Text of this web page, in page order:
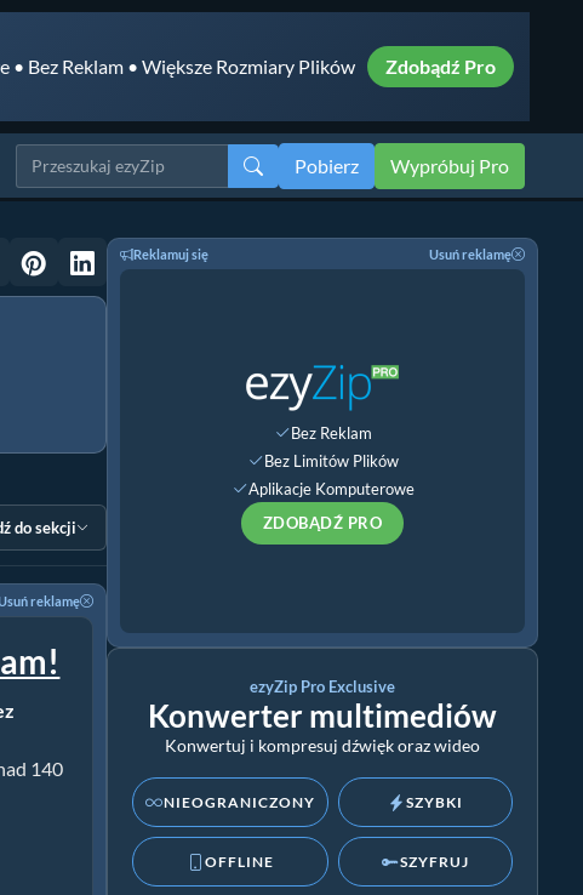
Bez Reklam • Większe Rozmiary Plików Zdobądź Pro
Pobierz Wypróbuj Pro
do sekcji
reklamę
140
Reklamuj się Usuń reklamę
Bez Reklam
Bez Limitów Plików
Aplikacje Komputerowe
ZDOBĄDŹ PRO
ezyZip Pro Exclusive
Konwerter multimediów
Konwertuj i kompresuj dźwięk oraz wideo
NIEOGRANICZONY SZYBKI
OFFLINE SZYFRUJ